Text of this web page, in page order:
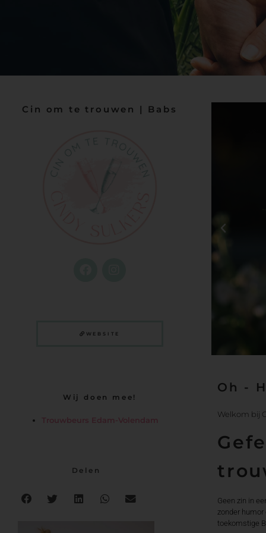
Cin om te trouwen | Babs
WEBSITE
Wij doen mee!
Trouwbeurs Edam-Volendam
Delen
Oh -
Welkom bij
Geen zin in
zonder humor
toekomstige